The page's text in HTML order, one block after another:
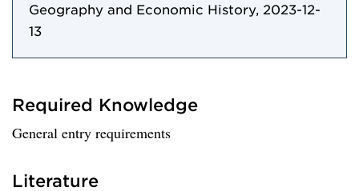
Geography and Economic History, 2023-12-
13
Required Knowledge
General entry requirements
Literature